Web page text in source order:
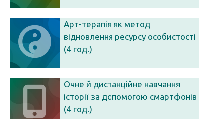
Арт-терапія як метод
відновлення ресурсу особистості
(4 год.)
Очне й дистанційне навчання
історії за допомогою смартфонів
(4 год.)